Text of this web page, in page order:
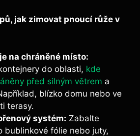
jak zimovat pnoucí růže v
na chráněné místo:
do oblasti, kde
před silným větrem a
blízko domu nebo ve
terasy.
systém: Zabalte
bublinkové fólie nebo juty,